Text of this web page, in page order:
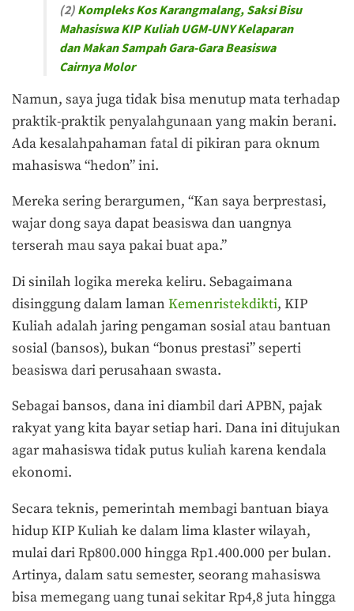
(2) Kompleks Kos Karangmalang, Saksi Bisu
Mahasiswa KIP Kuliah UGM-UNY Kelaparan
dan Makan Sampah Gara-Gara Beasiswa
Cairnya Molor
Namun, saya juga tidak bisa menutup mata terhadap
praktik-praktik penyalahgunaan yang makin berani.
Ada kesalahpahaman fatal di pikiran para oknum
mahasiswa “hedon” ini.
Mereka sering berargumen, “Kan saya berprestasi,
wajar dong saya dapat beasiswa dan uangnya
terserah mau saya pakai buat apa.”
Di sinilah logika mereka keliru. Sebagaimana
disinggung dalam laman Kemenristekdikti, KIP
Kuliah adalah jaring pengaman sosial atau bantuan
sosial (bansos), bukan “bonus prestasi” seperti
beasiswa dari perusahaan swasta.
Sebagai bansos, dana ini diambil dari APBN, pajak
rakyat yang kita bayar setiap hari. Dana ini ditujukan
agar mahasiswa tidak putus kuliah karena kendala
ekonomi.
Secara teknis, pemerintah membagi bantuan biaya
hidup KIP Kuliah ke dalam lima klaster wilayah,
mulai dari Rp800.000 hingga Rp1.400.000 per bulan.
Artinya, dalam satu semester, seorang mahasiswa
bisa memegang uang tunai sekitar Rp4,8 juta hingga